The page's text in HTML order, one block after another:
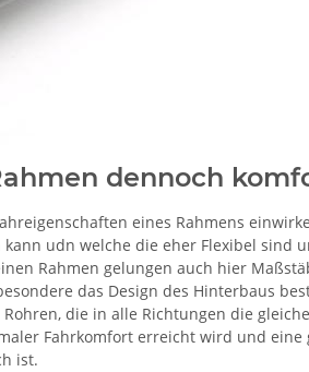
dennoch
eines Rahmens
udn welche die eher Flexibel sind
Rahmen gelungen auch hier
das Design des Hinterbaus
die in alle Richtungen die
Fahrkomfort erreicht wird und
ist.